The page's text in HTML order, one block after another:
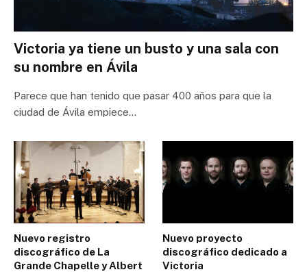
Victoria ya tiene un busto y una sala con
su nombre en Ávila
Parece que han tenido que pasar 400 años para que la
ciudad de Ávila empiece…
Nuevo registro
discográfico de La
Grande Chapelle y Albert
Nuevo proyecto
discográfico dedicado a
Victoria